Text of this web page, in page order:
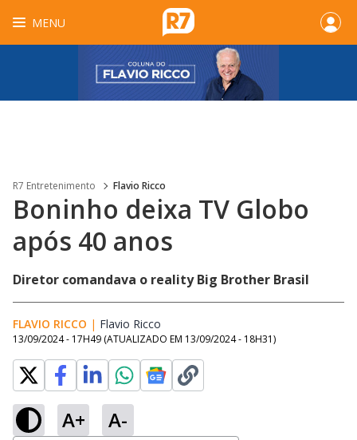
MENU
R7 Entretenimento Flavio Ricco
Boninho deixa TV Globo
após 40 anos
Diretor comandava o reality Big Brother Brasil
FLAVIO RICCO | Flavio Ricco
13/09/2024 - 17H49 (ATUALIZADO EM 13/09/2024 - 18H31)
A+ A-